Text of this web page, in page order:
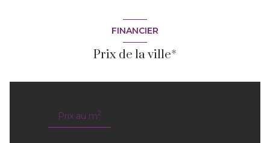
FINANCIER
Prix de la ville*
Prix au m2